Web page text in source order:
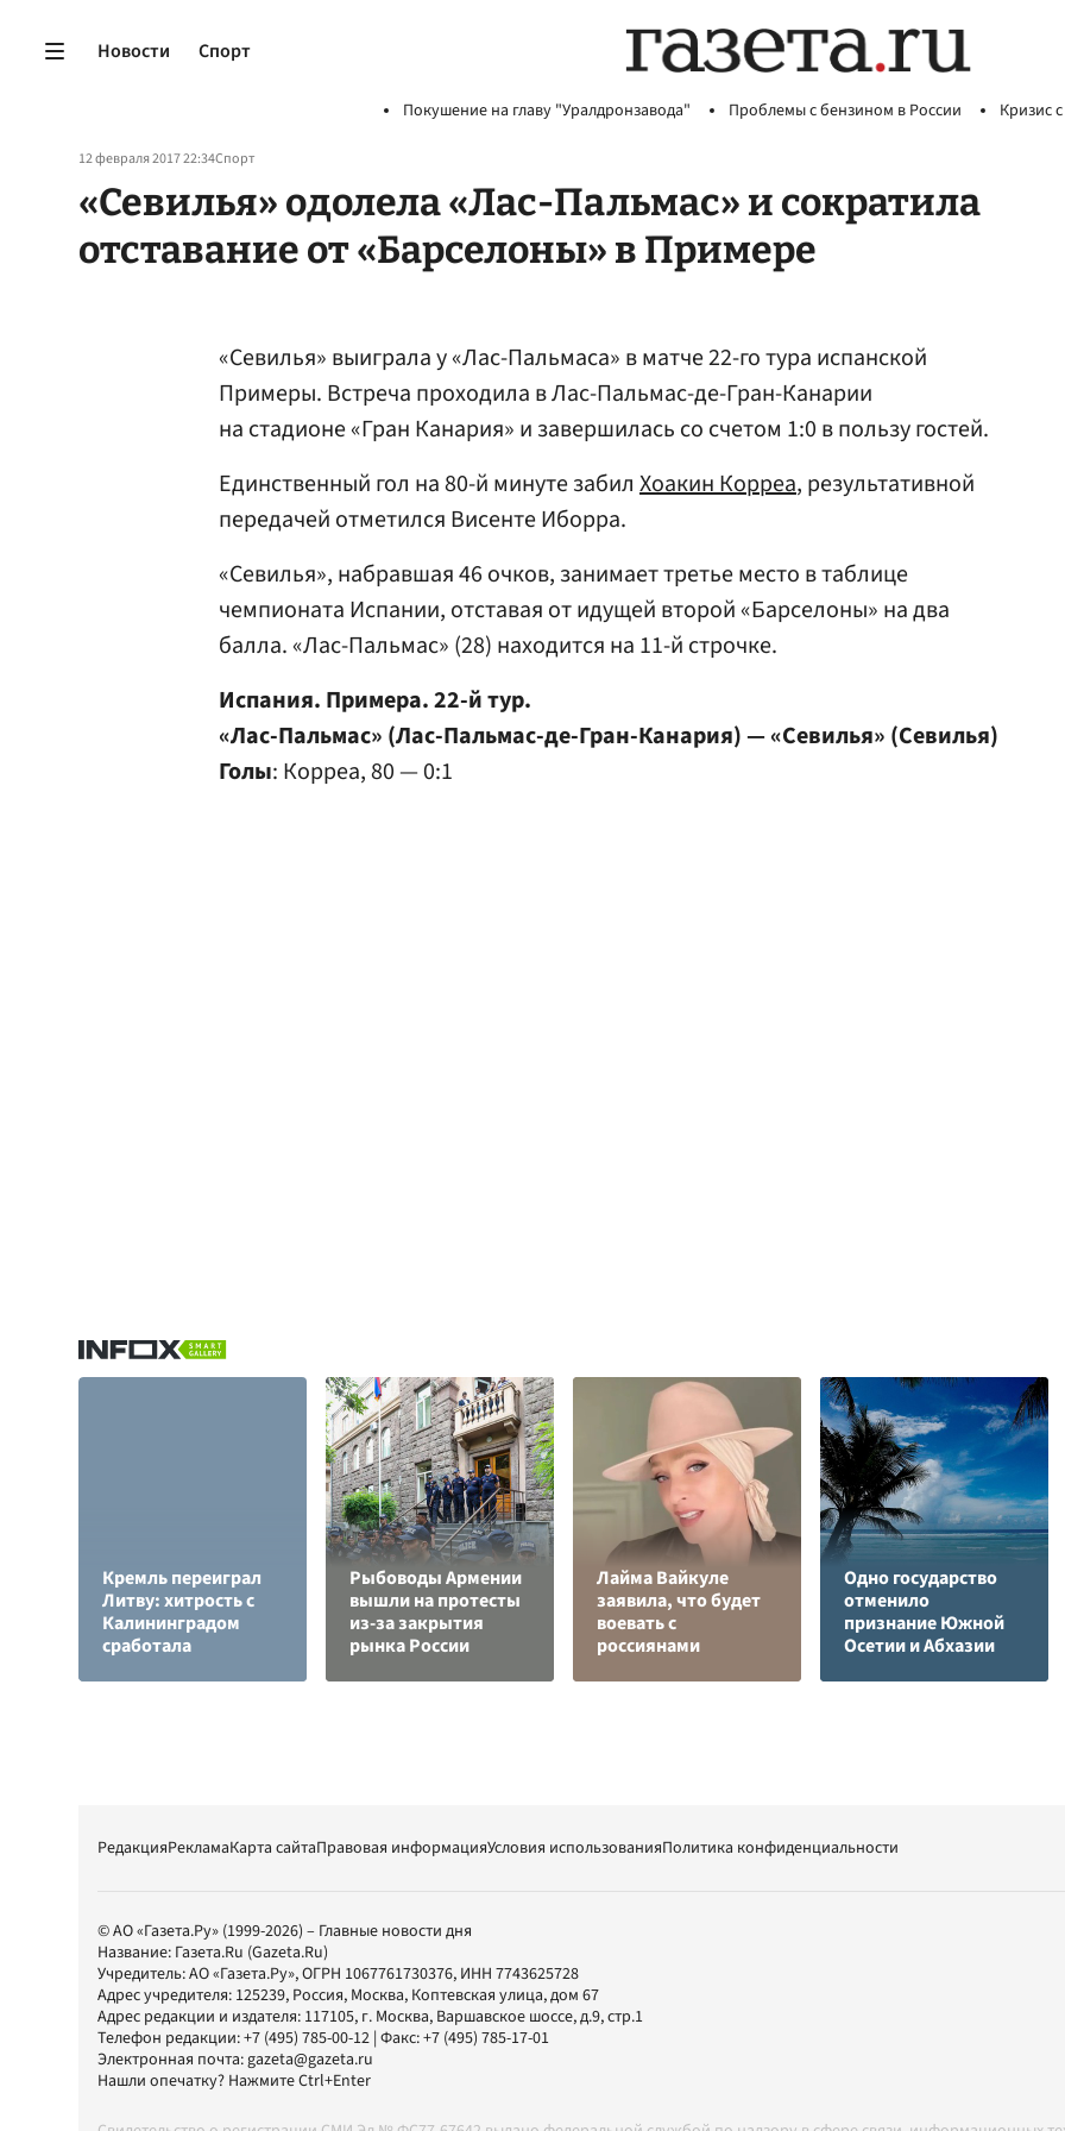
Новости Спорт
Покушение на главу "Уралдронзавода" Проблемы с бензином в России Кризис
12 февраля 2017 22:34Спорт
«Севилья» одолела «Лас-Пальмас» и сократила
отставание от «Барселоны» в Примере
«Севилья» выиграла у «Лас-Пальмаса» в матче 22-го тура испанской
Примеры. Встреча проходила в Лас-Пальмас-де-Гран-Канарии
на стадионе «Гран Канария» и завершилась со счетом 1:0 в пользу гостей.
Единственный гол на 80-й минуте забил Хоакин Корреа, результативной
передачей отметился Висенте Иборра.
«Севилья», набравшая 46 очков, занимает третье место в таблице
чемпионата Испании, отставая от идущей второй «Барселоны» на два
балла. «Лас-Пальмас» (28) находится на 11-й строчке.
Испания. Примера. 22-й тур.
«Лас-Пальмас» (Лас-Пальмас-де-Гран-Канария) — «Севилья» (Севилья)
Голы: Корреа, 80 — 0:1
Кремль переиграл
Литву: хитрость с
Калининградом
сработала
Рыбоводы Армении
вышли на протесты
из-за закрытия
рынка России
Лайма Вайкуле
заявила, что будет
воевать с
россиянами
Одно государство
отменило
признание Южной
Осетии и Абхазии
РедакцияРекламаКарта сайтаПравовая информацияУсловия использованияПолитика конфиденциальности
© АО «Газета.Ру» (1999-2026) – Главные новости дня
Название: Газета.Ru (Gazeta.Ru)
Учредитель:АО «Газета.Ру», ОГРН 1067761730376, ИНН 7743625728
Адрес учредителя: 125239, Россия, Москва, Коптевская улица, дом 67
Адрес редакции и издателя: 117105, г. Москва, Варшавское шоссе, д.9, стр.1
Телефон редакции:+7 (495) 785-00-12 | Факс:+7 (495) 785-17-01
Электронная почта:gazeta@gazeta.ru
Нашли опечатку? Нажмите Ctrl+Enter